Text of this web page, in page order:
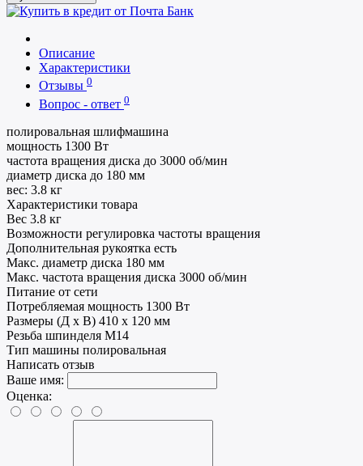
Описание
Характеристики
Отзывы 0
Вопрос - ответ 0
полировальная шлифмашина
мощность 1300 Вт
частота вращения диска до 3000 об/мин
диаметр диска до 180 мм
вес: 3.8 кг
Характеристики товара
Вес 3.8 кг
Возможности регулировка частоты вращения
Дополнительная рукоятка есть
Макс. диаметр диска 180 мм
Макс. частота вращения диска 3000 об/мин
Питание от сети
Потребляемая мощность 1300 Вт
Размеры (Д х В) 410 x 120 мм
Резьба шпинделя M14
Тип машины полировальная
Написать отзыв
Ваше имя:
Оценка: